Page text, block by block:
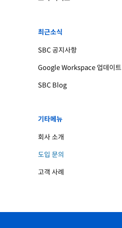
최근소식
SBC 공지사항
Google Workspace 업데이트
SBC Blog
기타메뉴
회사 소개
도입 문의
고객 사례